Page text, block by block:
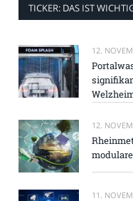
TICKER: DAS IST
12.
12.
11.